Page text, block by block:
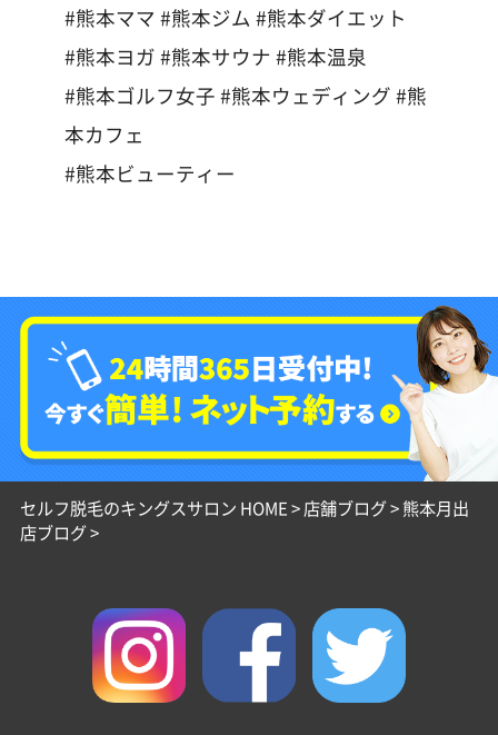
#熊本ママ #熊本ジム #熊本ダイエット
#熊本ヨガ #熊本サウナ #熊本温泉
#熊本ゴルフ女子 #熊本ウェディング #熊
本カフェ
#熊本ビューティー
セルフ脱毛のキングスサロン HOME>店舗ブログ>熊本月出
店ブログ>